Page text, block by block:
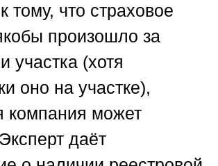
тому, что страховое
произошло за
участка (хотя
оно на участке),
компания может
даёт